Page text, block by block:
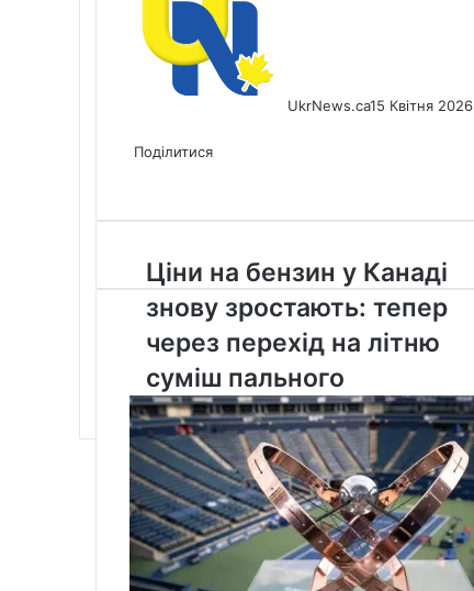
UkrNews.ca15 Квітня 2026
via
Поділитися
Email
Ціни
на
бензин
у
Канаді
знову
зростають:
тепер
через
перехід
на
літню
суміш
пального
Ціни на бензин у Канаді
знову зростають: тепер
через перехід на літню
суміш пального